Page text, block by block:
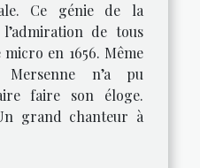
Ce génie de la
de tous
en 1656. Même
n’a pu
faire son éloge.
grand chanteur à